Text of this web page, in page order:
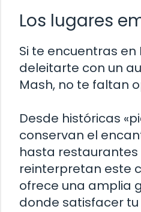
Los lugares
Si te encuentras
deleitarte con un
Mash, no te faltan
Desde históricas
conservan el
hasta
reinterpretan este
ofrece una amplia
donde satisfacer